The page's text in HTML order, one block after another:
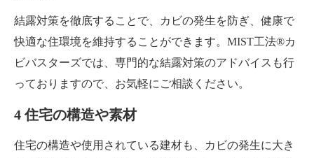
結露対策を徹底することで、カビの発生を防ぎ、健康で
快適な住環境を維持することができます。MIST工法®カ
ビバスターズでは、専門的な結露対策のアドバイスも行
っておりますので、お気軽にご相談ください。
4 住宅の構造や素材
住宅の構造や使用されている建材も、カビの発生に大き